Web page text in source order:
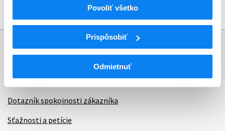
Povoliť všetko
Prispôsobiť
Odmietnuť
Zdroj: Stránka Európskej komisie
Informácie
Aktuality
Dotazník spokojnosti zákazníka
Sťažnosti a petície